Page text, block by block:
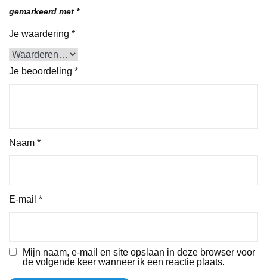
gemarkeerd met *
Je waardering *
Je beoordeling *
Naam *
E-mail *
Mijn naam, e-mail en site opslaan in deze browser voor
de volgende keer wanneer ik een reactie plaats.